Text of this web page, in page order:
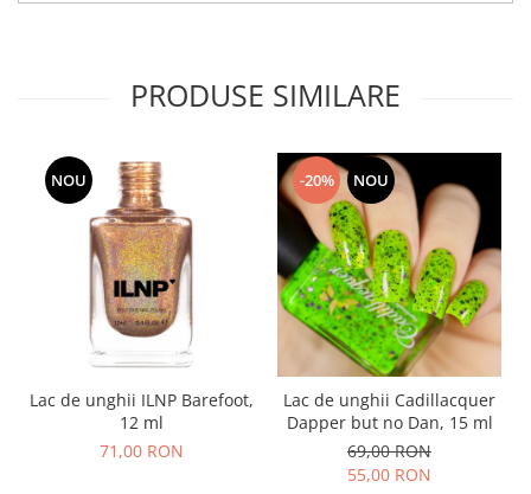
PRODUSE SIMILARE
NOU
Lac de unghii ILNP Barefoot,
12 ml
71,00 RON
-20% NOU
Lac de unghii Cadillacquer
Dapper but no Dan, 15 ml
69,00 RON
55,00 RON